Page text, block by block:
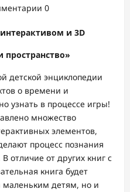
0
и 3D
пространство»
детской энциклопедии
о времени и
узнать в процессе игры!
множество
элементов,
процесс познания
отличие от других книг с
книга будет
маленьким детям, но и